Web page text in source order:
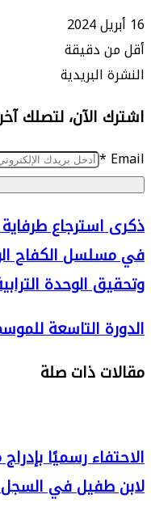
لتصلك آخر الأخبار
طرفاية إلى
الكفاح الوطني
الوحدة الترابية
التاسعة للموسم
ذات صلة
رسميًا بإدراج
في السجل الدولي